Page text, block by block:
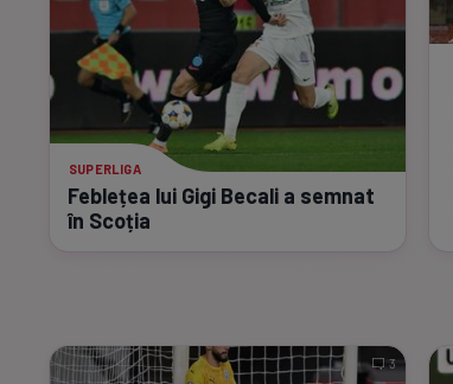
SUPERLIGA
Feblețea lui Gigi Becali a semnat
în Scoția
3